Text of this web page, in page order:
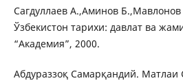
Сагдуллаев А.,Аминов
Ўзбекистон тарихи: давлат ва
“Академия”, 2000.
Абдураззоқ Самарқандий.